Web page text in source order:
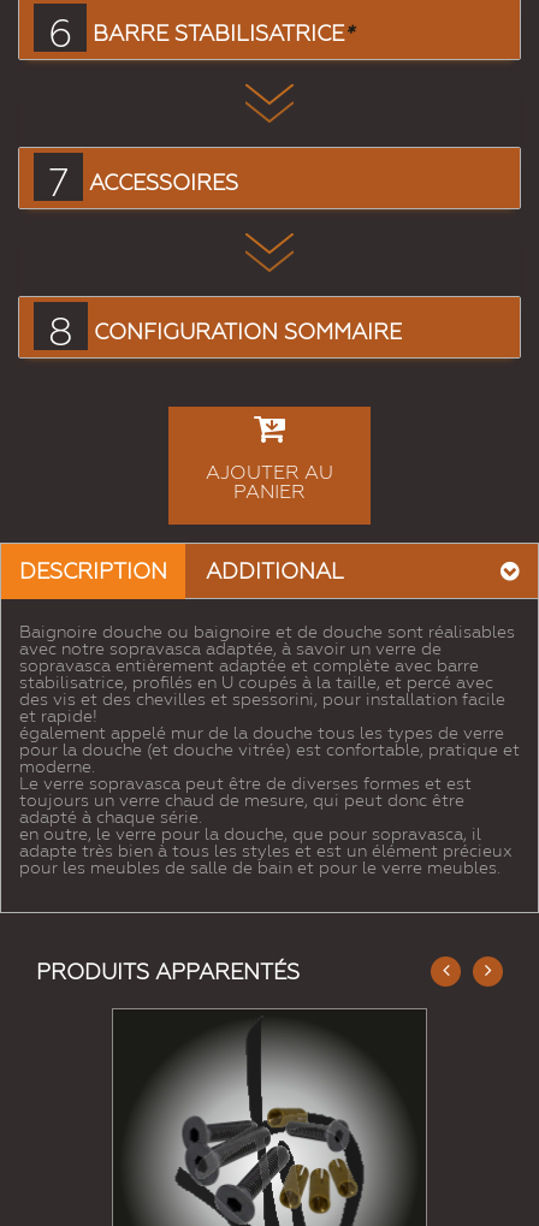
6 BARRE STABILISATRICE*
7 ACCESSOIRES
8 CONFIGURATION SOMMAIRE
AJOUTER AU
PANIER
DESCRIPTION ADDITIONAL
Baignoire douche ou baignoire et de douche sont réalisables
avec notre sopravasca adaptée, à savoir un verre de
sopravasca entièrement adaptée et complète avec barre
stabilisatrice, profilés en U coupés à la taille, et percé avec
des vis et des chevilles et spessorini, pour installation facile
et rapide!
également appelé mur de la douche tous les types de verre
pour la douche (et douche vitrée) est confortable, pratique et
moderne.
Le verre sopravasca peut être de diverses formes et est
toujours un verre chaud de mesure, qui peut donc être
adapté à chaque série.
en outre, le verre pour la douche, que pour sopravasca, il
adapte très bien à tous les styles et est un élément précieux
pour les meubles de salle de bain et pour le verre meubles.
PRODUITS APPARENTÉS